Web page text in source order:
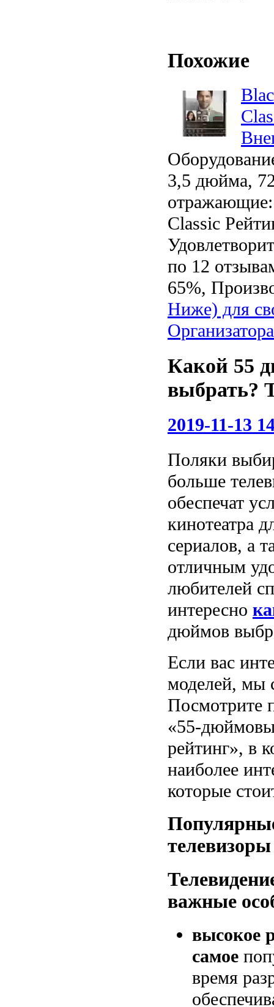
Похожие
3,5 дюйма,
отражающие:
Classic
по 12
65%,
Ниже) для
Какой 55
выбрать?
2019-11-13
Поляки
больше
обеспечат
кинотеатра
сериалов, а
отличным
любителей
интересно
дюймов
Если вас
моделей, мы
Посмотрите
«55-
рейтинг», в
наиболее
которые
телевизоры
важные
высокое
самое
время